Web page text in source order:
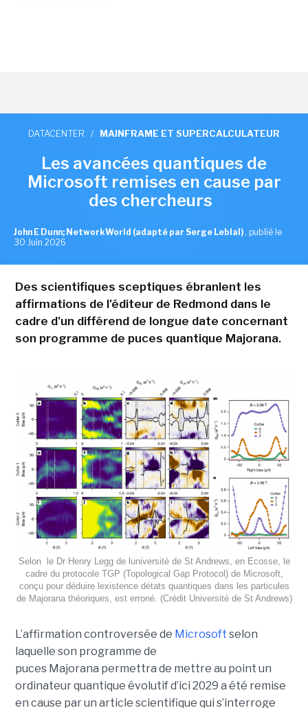
DATACENTER / MAINFRAME ET SUPERCALCULATEUR
Les avancées quantiques de
Microsoft remises en cause par
des chercheurs
John E Dunn; NetworkWorld (adapté par Serge Leblal) , publié le
30 Juin 2026
Des scientifiques sceptiques ébranlent les
affirmations de l'éditeur de Redmond dans le
cadre d'un différend de longue date concernant
son programme de puces quantique Majorana.
Selon le Dr Henry Legg de luniversité de St Andrews, en Ecosse, le
cadre du protocole TGP (Topological Gap Protocol) de Microsoft,
conçu pour déduire lexistence détats quantiques dans les particules
de Majorana théoriques, est erroné. (Crédit Université de St Andrews)
L’affirmation controversée de Microsoft selon
laquelle son programme de
puces Majorana permettra de mettre au point un
ordinateur quantique évolutif d’ici 2029 a été remise
en cause par un article scientifique qui s’interroge